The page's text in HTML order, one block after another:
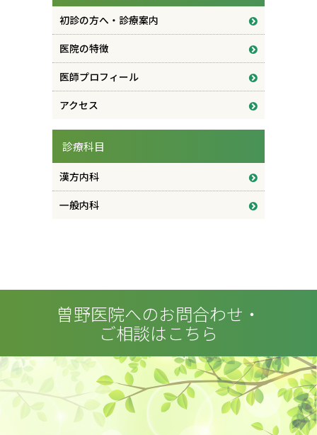
初診の方へ・診療案内
医院の特徴
医師プロフィール
アクセス
診療科目
漢方内科
一般内科
曽野医院へのお問合わせ・
ご相談はこちら